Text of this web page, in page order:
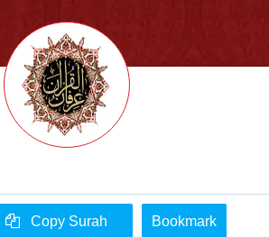
Copy Surah Bookmark